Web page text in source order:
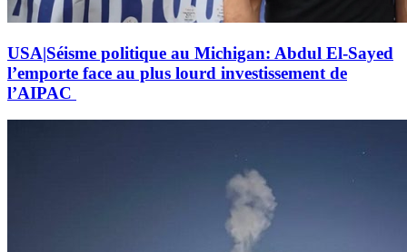
USA|Séisme politique au Michigan: Abdul El-Sayed
l’emporte face au plus lourd investissement de
l’AIPAC